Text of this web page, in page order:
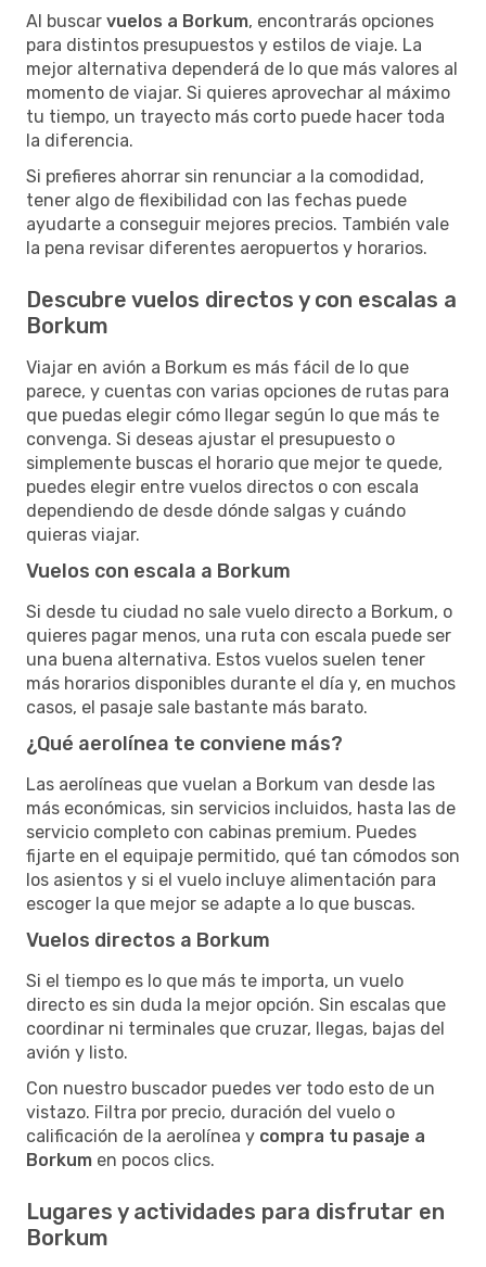
Al buscar vuelos a Borkum, encontrarás opciones
para distintos presupuestos y estilos de viaje. La
mejor alternativa dependerá de lo que más valores al
momento de viajar. Si quieres aprovechar al máximo
tu tiempo, un trayecto más corto puede hacer toda
la diferencia.
Si prefieres ahorrar sin renunciar a la comodidad,
tener algo de flexibilidad con las fechas puede
ayudarte a conseguir mejores precios. También vale
la pena revisar diferentes aeropuertos y horarios.
Descubre vuelos directos y con escalas a
Borkum
Viajar en avión a Borkum es más fácil de lo que
parece, y cuentas con varias opciones de rutas para
que puedas elegir cómo llegar según lo que más te
convenga. Si deseas ajustar el presupuesto o
simplemente buscas el horario que mejor te quede,
puedes elegir entre vuelos directos o con escala
dependiendo de desde dónde salgas y cuándo
quieras viajar.
Vuelos con escala a Borkum
Si desde tu ciudad no sale vuelo directo a Borkum, o
quieres pagar menos, una ruta con escala puede ser
una buena alternativa. Estos vuelos suelen tener
más horarios disponibles durante el día y, en muchos
casos, el pasaje sale bastante más barato.
¿Qué aerolínea te conviene más?
Las aerolíneas que vuelan a Borkum van desde las
más económicas, sin servicios incluidos, hasta las de
servicio completo con cabinas premium. Puedes
fijarte en el equipaje permitido, qué tan cómodos son
los asientos y si el vuelo incluye alimentación para
escoger la que mejor se adapte a lo que buscas.
Vuelos directos a Borkum
Si el tiempo es lo que más te importa, un vuelo
directo es sin duda la mejor opción. Sin escalas que
coordinar ni terminales que cruzar, llegas, bajas del
avión y listo.
Con nuestro buscador puedes ver todo esto de un
vistazo. Filtra por precio, duración del vuelo o
calificación de la aerolínea y compra tu pasaje a
Borkum en pocos clics.
Lugares y actividades para disfrutar en
Borkum